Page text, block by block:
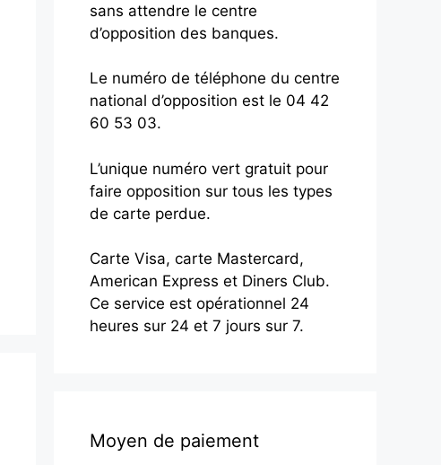
sans attendre le centre
d’opposition des banques.
Le numéro de téléphone du centre
national d’opposition est le 04 42
60 53 03.
L’unique numéro vert gratuit pour
faire opposition sur tous les types
de carte perdue.
Carte Visa, carte Mastercard,
American Express et Diners Club.
Ce service est opérationnel 24
heures sur 24 et 7 jours sur 7.
Moyen de paiement